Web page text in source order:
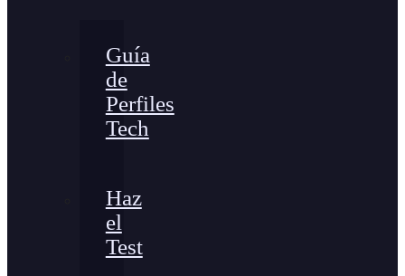
Guía
de
Perfiles
Tech
Haz
el
Test